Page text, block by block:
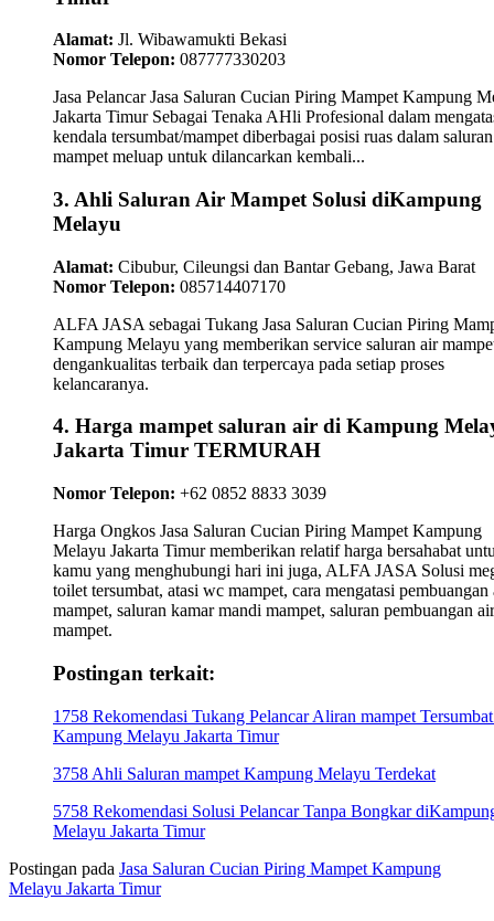
Alamat: Jl. Wibawamukti Bekasi
Nomor Telepon: 087777330203
Jasa Pelancar Jasa Saluran Cucian Piring Mampet Kampung
Jakarta Timur Sebagai Tenaka AHli Profesional dalam
kendala tersumbat/mampet diberbagai posisi ruas dalam
mampet meluap untuk dilancarkan kembali...
3. Ahli Saluran Air Mampet Solusi diKampung
Melayu
Alamat: Cibubur, Cileungsi dan Bantar Gebang, Jawa Barat
Nomor Telepon: 085714407170
ALFA JASA sebagai Tukang Jasa Saluran Cucian Piring
Kampung Melayu yang memberikan service saluran air
dengankualitas terbaik dan terpercaya pada setiap proses
kelancaranya.
4. Harga mampet saluran air di Kampung
Jakarta Timur TERMURAH
Nomor Telepon: +62 0852 8833 3039
Harga Ongkos Jasa Saluran Cucian Piring Mampet Kampung
Melayu Jakarta Timur memberikan relatif harga bersahabat
kamu yang menghubungi hari ini juga, ALFA JASA Solusi
toilet tersumbat, atasi wc mampet, cara mengatasi pembuangan
mampet, saluran kamar mandi mampet, saluran pembuangan air
mampet.
Postingan terkait:
1758 Rekomendasi Tukang Pelancar Aliran mampet
Kampung Melayu Jakarta Timur
3758 Ahli Saluran mampet Kampung Melayu Terdekat
5758 Rekomendasi Solusi Pelancar Tanpa Bongkar
Melayu Jakarta Timur
Postingan pada Jasa Saluran Cucian Piring Mampet Kampung
Melayu Jakarta Timur